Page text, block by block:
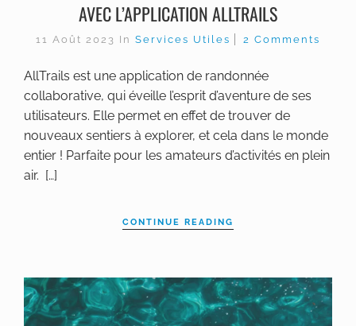
AVEC L’APPLICATION ALLTRAILS
11 Août 2023 In Services Utiles 2 Comments
AllTrails est une application de randonnée
collaborative, qui éveille l’esprit d’aventure de ses
utilisateurs. Elle permet en effet de trouver de
nouveaux sentiers à explorer, et cela dans le monde
entier ! Parfaite pour les amateurs d’activités en plein
air. […]
CONTINUE READING